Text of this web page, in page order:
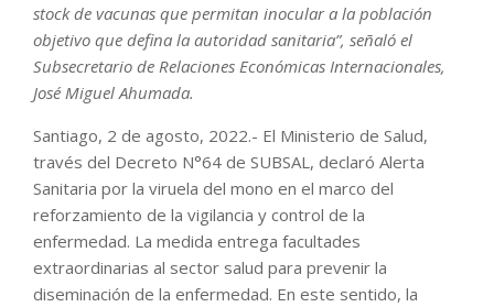
stock de vacunas que permitan inocular a la población
objetivo que defina la autoridad sanitaria”, señaló el
Subsecretario de Relaciones Económicas Internacionales,
José Miguel Ahumada.
Santiago, 2 de agosto, 2022.- El Ministerio de Salud,
través del Decreto N°64 de SUBSAL, declaró Alerta
Sanitaria por la viruela del mono en el marco del
reforzamiento de la vigilancia y control de la
enfermedad. La medida entrega facultades
extraordinarias al sector salud para prevenir la
diseminación de la enfermedad. En este sentido, la